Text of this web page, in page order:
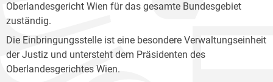
Oberlandesgericht Wien für das gesamte Bundesgebiet
zuständig.
Die Einbringungsstelle ist eine besondere Verwaltungseinheit
der Justiz und untersteht dem Präsidenten des
Oberlandesgerichtes Wien.